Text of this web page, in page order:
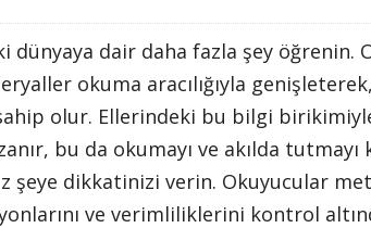
dünyaya dair daha fazla şey
okuma aracılığıyla
olur. Ellerindeki bu bilgi
bu da okumayı ve akılda tutmayı
şeye dikkatinizi verin. Okuyucular
ve verimliliklerini kontrol